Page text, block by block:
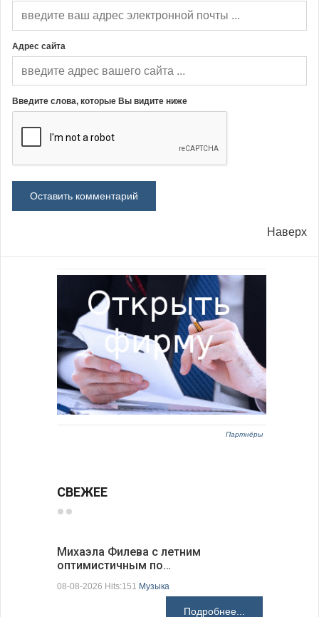
Адрес сайта
Введите слова, которые Вы видите ниже
Наверх
Партнёры
СВЕЖЕЕ
Михаэла Филева с летним
оптимистичным по…
08-08-2026 Hits:151 Музыка
Подробнее...